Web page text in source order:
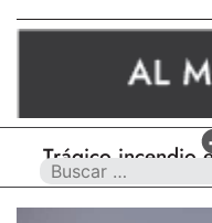
incendio en